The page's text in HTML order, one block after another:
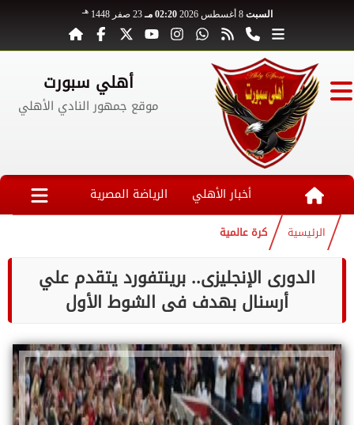
السبت 8 أغسطس 2026 02:20 مـ 23 صفر 1448 هـ
أهلي سبورت
موقع جمهور النادي الأهلي
أخبار الأهلي الرياضة المصرية
الرئيسية كرة عالمية
الدورى الإنجليزى.. برينتفورد يتقدم علي
أرسنال بهدف فى الشوط الأول